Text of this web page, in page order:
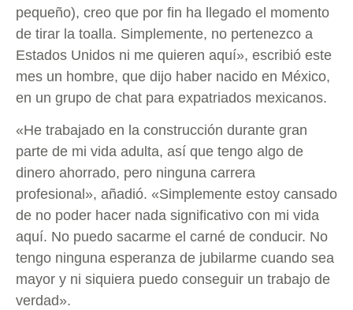
pequeño), creo que por fin ha llegado el momento
de tirar la toalla. Simplemente, no pertenezco a
Estados Unidos ni me quieren aquí», escribió este
mes un hombre, que dijo haber nacido en México,
en un grupo de chat para expatriados mexicanos.
«He trabajado en la construcción durante gran
parte de mi vida adulta, así que tengo algo de
dinero ahorrado, pero ninguna carrera
profesional», añadió. «Simplemente estoy cansado
de no poder hacer nada significativo con mi vida
aquí. No puedo sacarme el carné de conducir. No
tengo ninguna esperanza de jubilarme cuando sea
mayor y ni siquiera puedo conseguir un trabajo de
verdad».